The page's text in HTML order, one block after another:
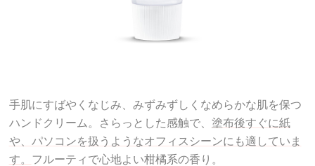
手肌にすばやくなじみ、みずみずしくなめらかな肌を保つ
ハンドクリーム。さらっとした感触で、 塗布後すぐに紙
や、パソコンを扱うようなオフィスシーンにも適していま
す。 フルーティで心地よい柑橘系の香り。